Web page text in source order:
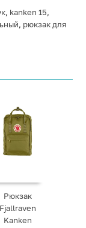
, kanken 15,
, рюкзак для
Рюкзак
Fjallraven
Kanken